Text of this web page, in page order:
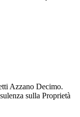
Azzano Decimo.
sulla Proprietà